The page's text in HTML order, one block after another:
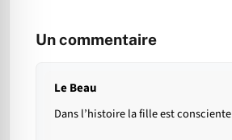
Un commentaire
Le Beau
Dans l’histoire la fille est consciente